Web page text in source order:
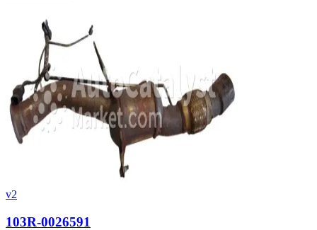
v2
103R-0026591